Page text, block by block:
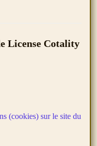
License Cotality
(cookies) sur le site du